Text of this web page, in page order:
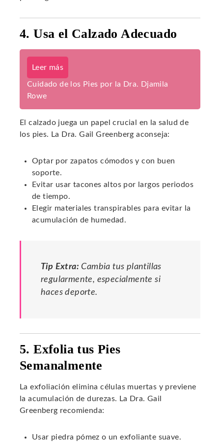
4. Usa el Calzado Adecuado
Leer más
Cuidado de los Pies por la Dra. Djamila
Rowe
El calzado juega un papel crucial en la salud de
los pies. La Dra. Gail Greenberg aconseja:
Optar por zapatos cómodos y con buen
soporte.
Evitar usar tacones altos por largos periodos
de tiempo.
Elegir materiales transpirables para evitar la
acumulación de humedad.
Tip Extra: Cambia tus plantillas
regularmente, especialmente si
haces deporte.
5. Exfolia tus Pies
Semanalmente
La exfoliación elimina células muertas y previene
la acumulación de durezas. La Dra. Gail
Greenberg recomienda:
Usar piedra pómez o un exfoliante suave.